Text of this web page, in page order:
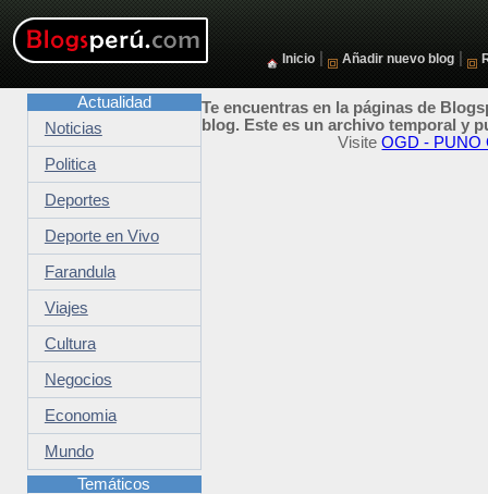
Inicio Añadir nuevo blog
Te encuentras en la páginas de
blog. Este es un archivo temporal y
VisiteOGD - PUNO
Actualidad
Noticias
Politica
Deportes
Deporte en Vivo
Farandula
Viajes
Cultura
Negocios
Economia
Mundo
Temáticos